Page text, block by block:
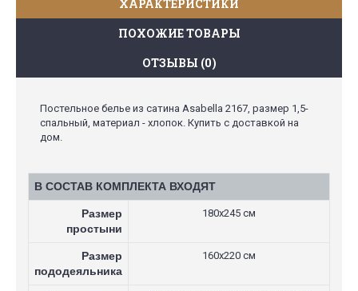
ХАРАКТЕРИСТИКИ
ПОХОЖИЕ ТОВАРЫ
ОТЗЫВЫ (0)
Постельное белье из сатина Asabella 2167, размер 1,5-
спальный, материал - хлопок. Купить с доставкой на
дом.
В СОСТАВ КОМПЛЕКТА ВХОДЯТ
Размер
простыни
180х245 см
Размер
пододеяльника
160х220 см